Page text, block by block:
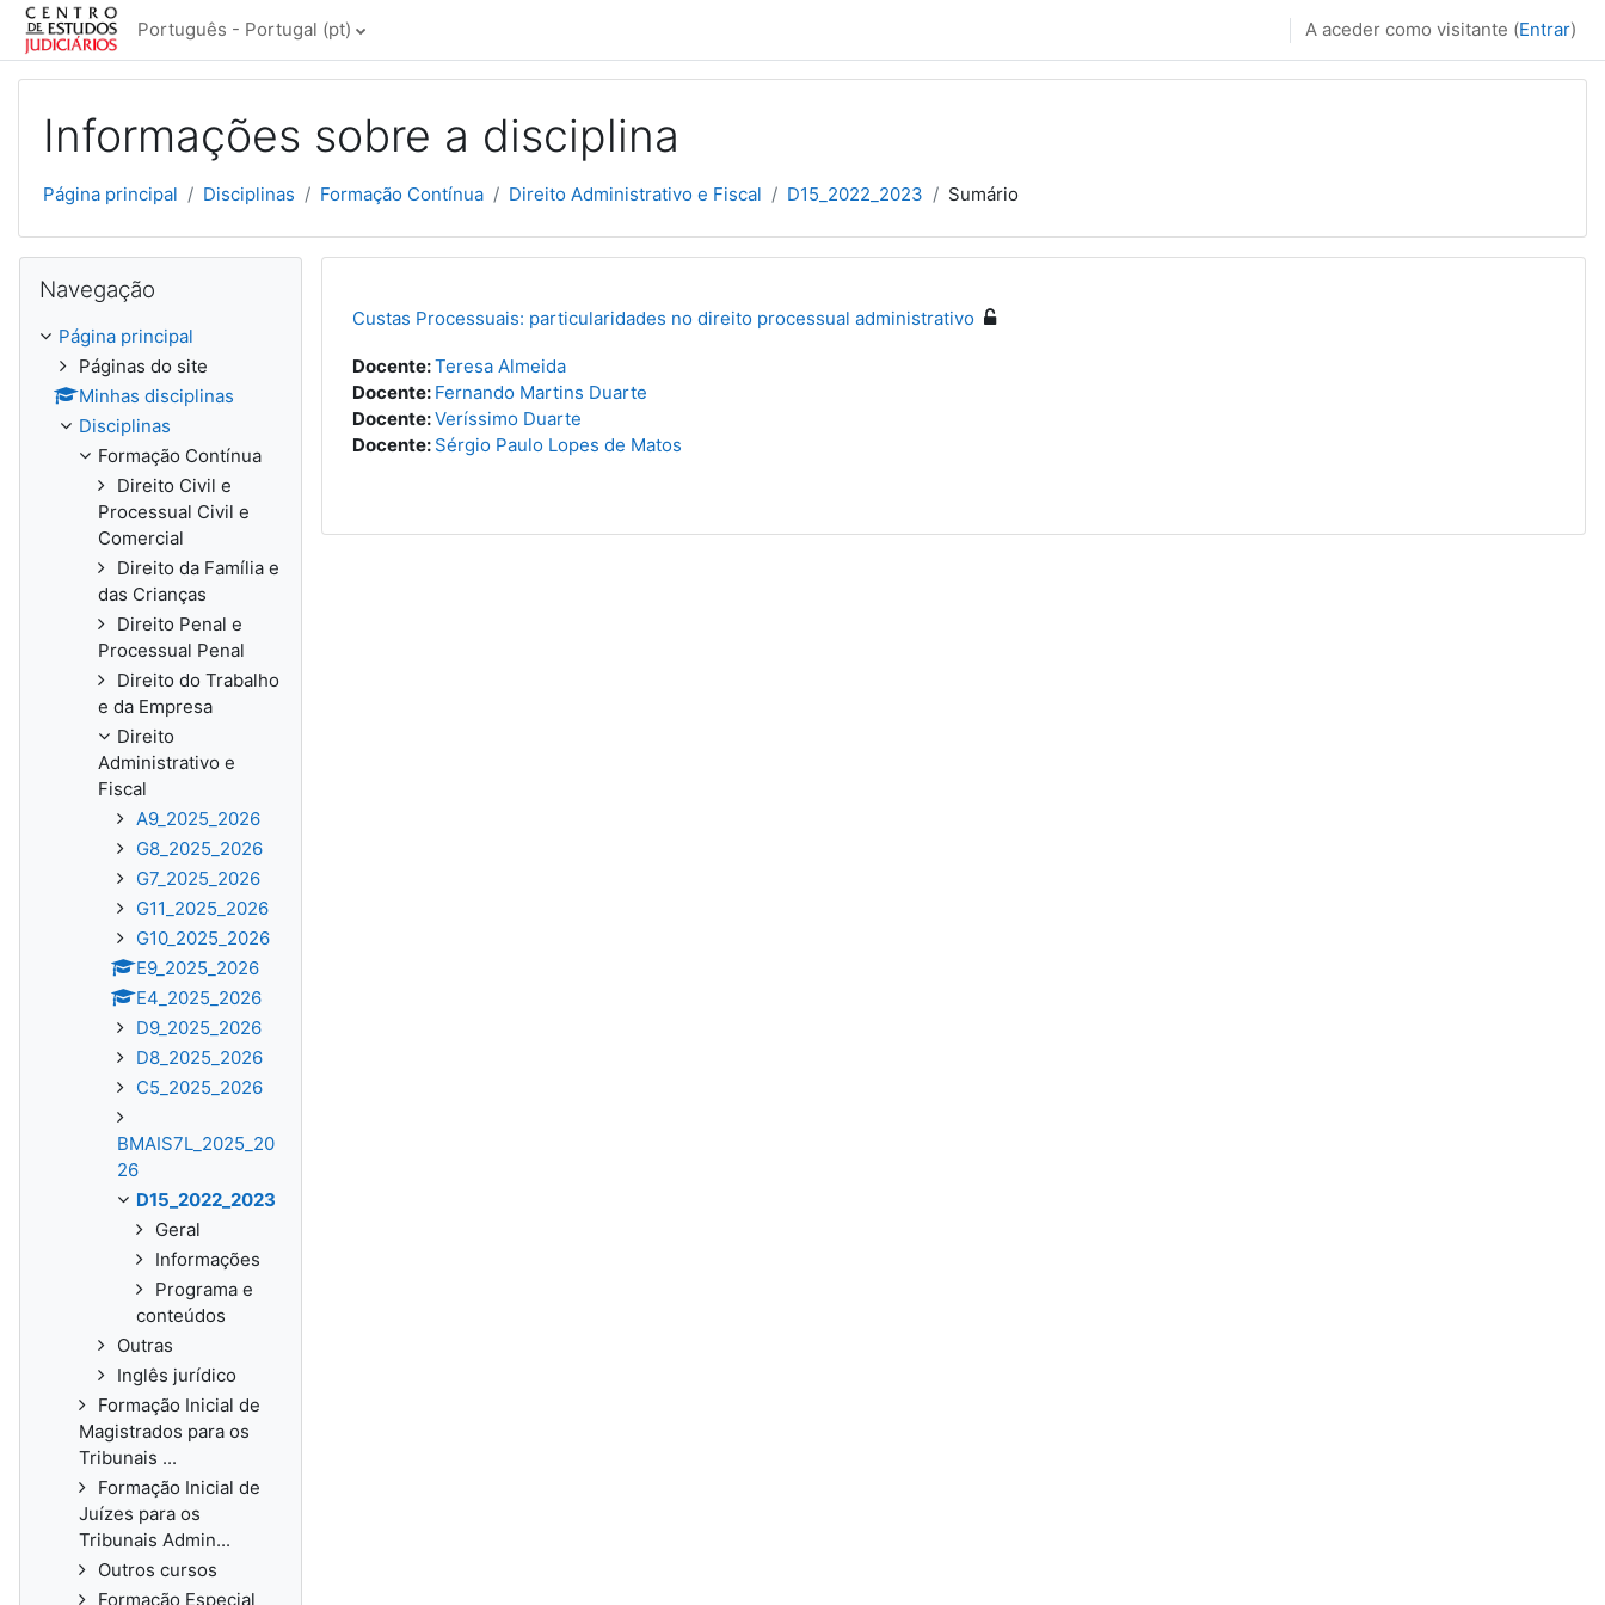
Ir para o conteúdo principal
Português - Portugal ‎(pt)‎ A aceder como visitante (Entrar)
Informações sobre a disciplina
Página principal Disciplinas Formação Contínua Direito Administrativo e Fiscal D15_2022_2023 Sumário
Custas Processuais: particularidades no direito processual administrativo
Docente:Teresa Almeida
Docente: Fernando Martins Duarte
Docente:Veríssimo Duarte
Docente: Sérgio Paulo Lopes de Matos
Navegação
Página principal
Páginas do site
Minhas disciplinas
Disciplinas
Formação Contínua
Direito Civil e
Processual Civil e
Comercial
Direito da Família e
das Crianças
Direito Penal e
Processual Penal
Direito do Trabalho
e da Empresa
Direito
Administrativo e
Fiscal
A9_2025_2026
G8_2025_2026
G7_2025_2026
G11_2025_2026
G10_2025_2026
E9_2025_2026
E4_2025_2026
D9_2025_2026
D8_2025_2026
C5_2025_2026
BMAIS7L_2025_20
26
D15_2022_2023
Geral
Informações
Programa e
conteúdos
Outras
Inglês jurídico
Formação Inicial de
Magistrados para os
Tribunais ...
Formação Inicial de
Juízes para os
Tribunais Admin...
Outros cursos
Formação Especial